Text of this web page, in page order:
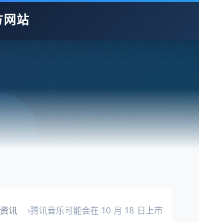
站
讯 ›腾讯音乐可能会在 10 月 18 日上市